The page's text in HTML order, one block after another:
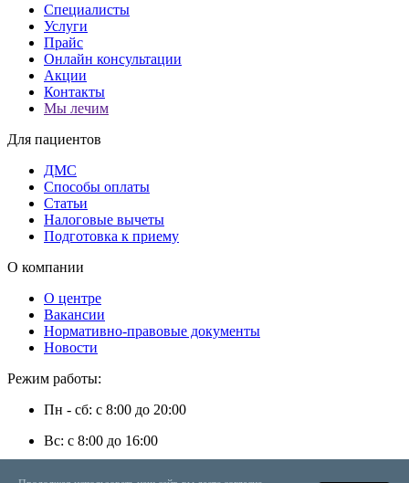
Специалисты
Услуги
Прайс
Онлайн консультации
Акции
Контакты
Мы лечим
Для пациентов
ДМС
Способы оплаты
Статьи
Налоговые вычеты
Подготовка к приему
О компании
О центре
Вакансии
Нормативно-правовые документы
Новости
Режим работы:
Пн - сб: с 8:00 до 20:00
Вс: с 8:00 до 16:00